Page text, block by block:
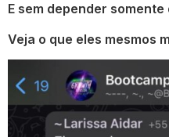
E sem depender
Veja o que eles mesmos